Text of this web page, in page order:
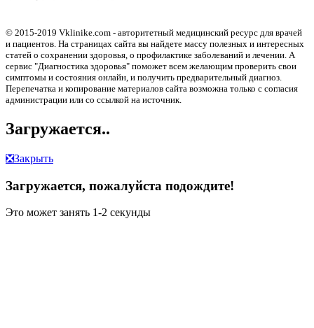
© 2015-2019 Vklinike.com - авторитетный медицинский ресурс для врачей
и пациентов. На страницах сайта вы найдете массу полезных и интересных
статей о сохранении здоровья, о профилактике заболеваний и лечении. А
сервис "Диагностика здоровья" поможет всем желающим проверить свои
симптомы и состояния онлайн, и получить предварительный диагноз.
Перепечатка и копирование материалов сайта возможна только с согласия
администрации или со ссылкой на источник.
Загружается..
❎Закрыть
Загружается, пожалуйста подождите!
Это может занять 1-2 секунды